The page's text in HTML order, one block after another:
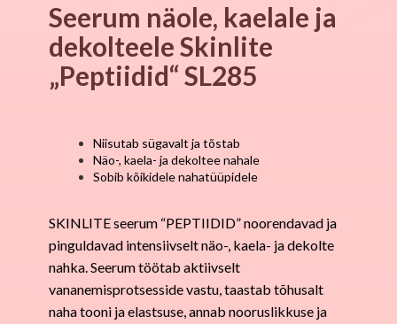
Seerum näole, kaelale ja
dekolteele Skinlite
„Peptiidid“ SL285
Niisutab sügavalt ja tõstab
Näo-, kaela- ja dekoltee nahale
Sobib kõikidele nahatüüpidele
SKINLITE seerum “PEPTIIDID” noorendavad ja
pinguldavad intensiivselt näo-, kaela- ja dekolte
nahka. Seerum töötab aktiivselt
vananemisprotsesside vastu, taastab tõhusalt
naha tooni ja elastsuse, annab nooruslikkuse ja